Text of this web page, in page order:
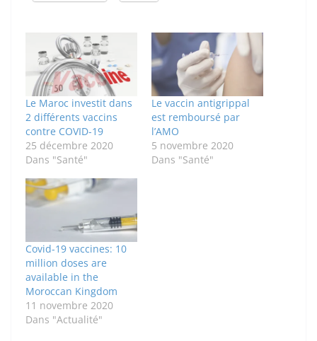
Le Maroc investit dans
2 différents vaccins
contre COVID-19
25 décembre 2020
Dans "Santé"
Le vaccin antigrippal
est remboursé par
l’AMO
5 novembre 2020
Dans "Santé"
Covid-19 vaccines: 10
million doses are
available in the
Moroccan Kingdom
11 novembre 2020
Dans "Actualité"